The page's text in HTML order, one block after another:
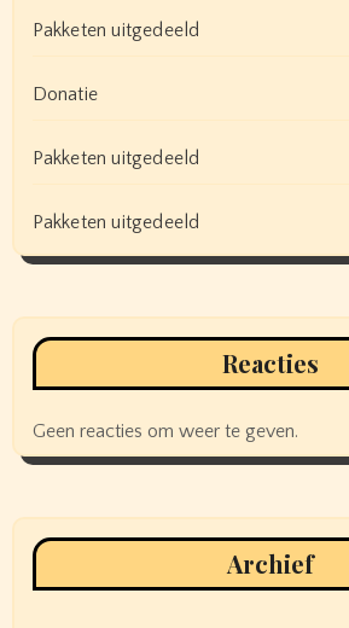
Pakketen uitgedeeld
Donatie
Pakketen uitgedeeld
Pakketen uitgedeeld
Reacties
Geen reacties om weer te geven.
Archief